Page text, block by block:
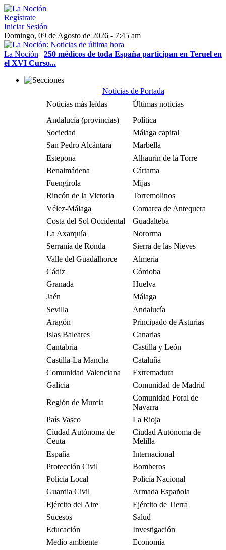
Regístrate
Iniciar Sesión
Domingo, 09 de Agosto de 2026 - 7:45 am
La Noción | 250 médicos de toda España participan en Teruel en
el XVI Curso...
Noticias de Portada
Noticias más leídas
Últimas noticias
Andalucía (provincias)
Política
Sociedad
Málaga capital
San Pedro Alcántara
Marbella
Estepona
Alhaurín de la Torre
Benalmádena
Cártama
Fuengirola
Mijas
Rincón de la Victoria
Torremolinos
Vélez-Málaga
Comarca de Antequera
Costa del Sol Occidental
Guadalteba
La Axarquía
Nororma
Serranía de Ronda
Sierra de las Nieves
Valle del Guadalhorce
Almería
Cádiz
Córdoba
Granada
Huelva
Jaén
Málaga
Sevilla
Andalucía
Aragón
Principado de Asturias
Islas Baleares
Canarias
Cantabria
Castilla y León
Castilla-La Mancha
Cataluña
Comunidad Valenciana
Extremadura
Galicia
Comunidad de Madrid
Región de Murcia
Comunidad Foral de
Navarra
País Vasco
La Rioja
Ciudad Autónoma de
Ceuta
Ciudad Autónoma de
Melilla
España
Internacional
Protección Civil
Bomberos
Policía Local
Policía Nacional
Guardia Civil
Armada Española
Ejército del Aire
Ejército de Tierra
Sucesos
Salud
Educación
Investigación
Medio ambiente
Economía